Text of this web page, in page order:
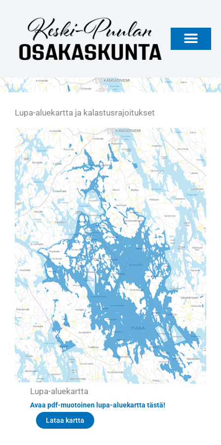
sisältöön
Lupa-aluekartta ja kalastusrajoitukset
Lupa-aluekartta
Avaa pdf-muotoinen lupa-aluekartta tästä!
Lataa kartta